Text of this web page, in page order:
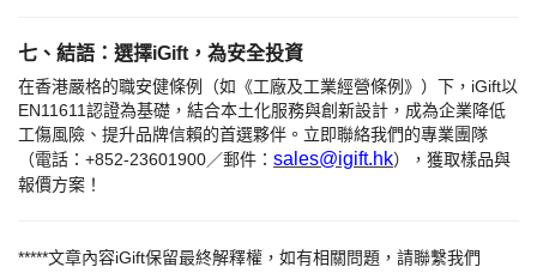
七、結語：選擇iGift，為安全投資
在香港嚴格的職安健條例（如《工廠及工業經營條例》）下， iGift以
EN11611認證為基礎，結合本土化服務與創新設計，成為企業降低
工傷風險、提升品牌信賴的首選夥伴。立即聯絡我們的專業團隊
（電話：+852-23601900／郵件： sales@igift.hk），獲取樣品與
報價方案！
*****文章內容iGift保留最終解釋權，如有相關問題，請聯繫我們